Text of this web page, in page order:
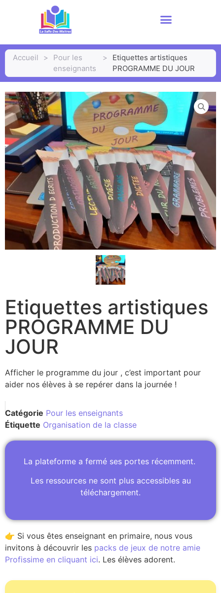
Accueil >
Pour les
enseignants
>
Etiquettes artistiques
PROGRAMME DU JOUR
Etiquettes artistiques
PROGRAMME DU
JOUR
Afficher le programme du jour , c’est important pour
aider nos élèves à se repérer dans la journée !
Catégorie Pour les enseignants
Étiquette Organisation de la classe
La plateforme a fermé ses portes récemment.
Les ressources ne sont plus accessibles au
téléchargement.
👉 Si vous êtes enseignant en primaire, nous vous
invitons à découvrir les packs de jeux de notre amie
Profissime en cliquant ici. Les élèves adorent.